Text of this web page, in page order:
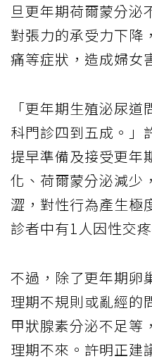
旦更年期荷爾蒙分泌
對張力的承受力下降
痛等症狀，造成婦女
「更年期生殖泌尿
科門診四到五成。」
提早準備及接受更年
化、荷爾蒙分泌減少
澀，對性行為產生極
診者中有1人因性交
不過，除了更年期卵
理期不規則或亂經的
甲狀腺素分泌不足等
理期不來。許明正建